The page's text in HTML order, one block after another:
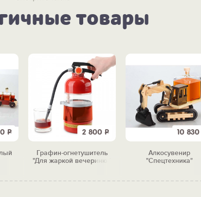
товары
Р 2 800 Р
Графин-огнетушитель
"Для жаркой вечеринки"
10 830
Алкосувенир
"Спецтехника"